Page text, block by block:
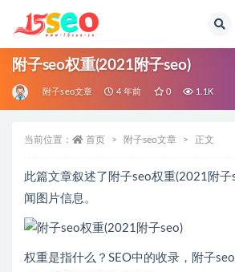
附子seo权重(2021附子seo)
附子seo文章 4 年前 0 1.1K
当前位置： 首页 附子seo文章 正文
此篇文章叙述了附子seo权重(2021附
闻图片信息。
权重是指什么？SEO中的收录，附子seo